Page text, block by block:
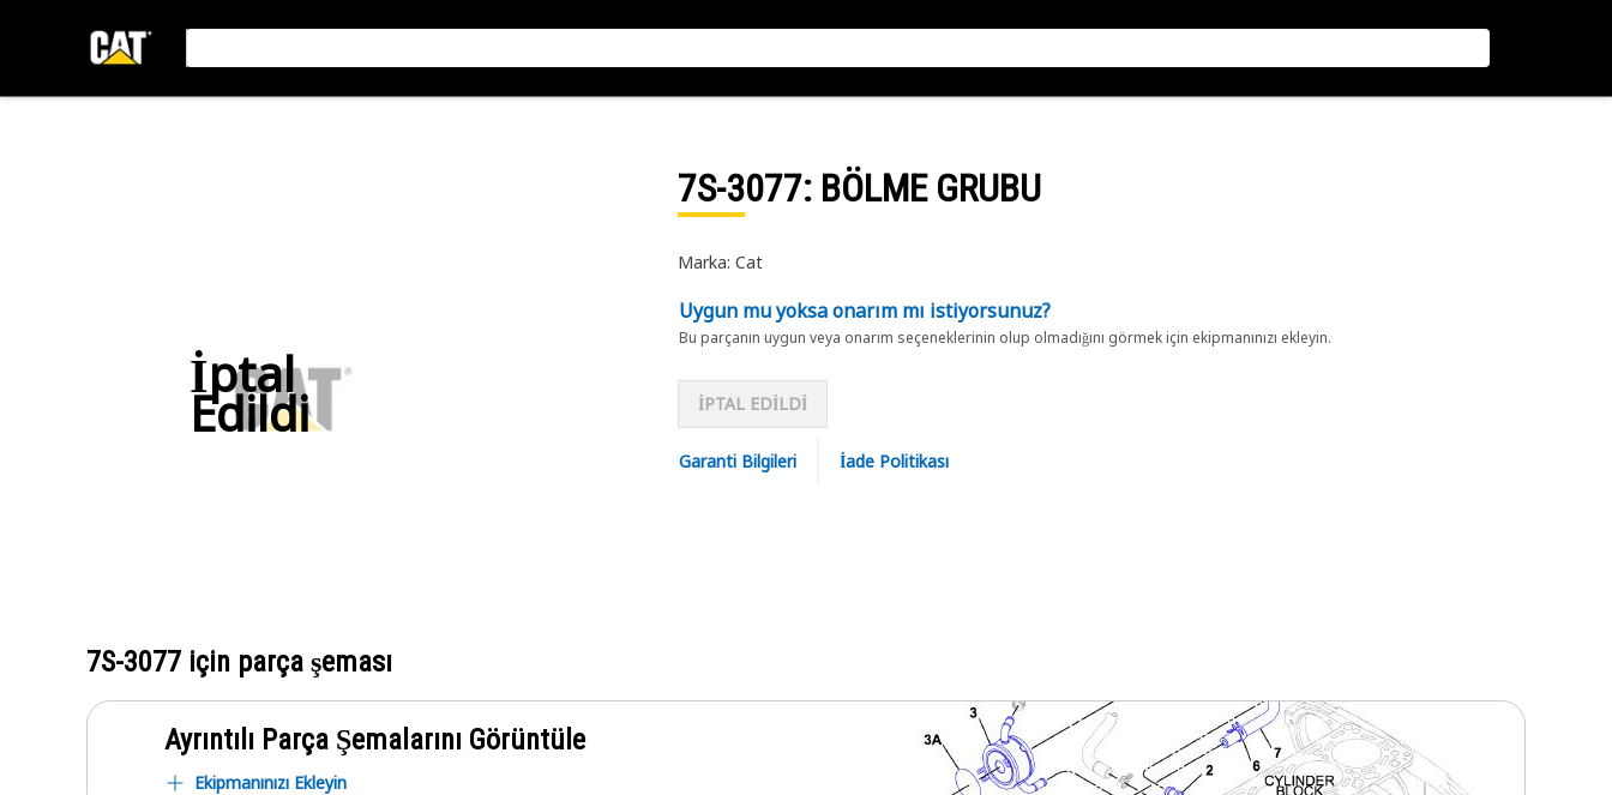
İptal
Edildi
7S-3077: BÖLME GRUBU
Marka: Cat
Uygun mu yoksa onarım mı istiyorsunuz?
Bu parçanın uygun veya onarım seçeneklerinin olup olmadığını görmek için ekipmanınızı ekleyin.
İPTAL EDİLDİ
Garanti Bilgileri İade Politikası
7S-3077 için parça şeması
Ayrıntılı Parça Şemalarını Görüntüle
Ekipmanınızı Ekleyin